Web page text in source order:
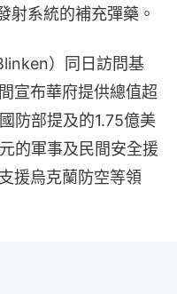
射系統的補充彈藥。
）同日訪問基
宣布華府提供總值超
防部提及的1.75億美
的軍事及民間安全援
援烏克蘭防空等領